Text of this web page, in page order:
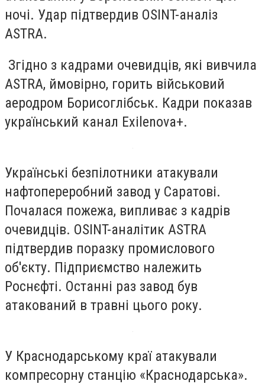
ночі. Удар підтвердив OSINT-аналіз
ASTRA.
Згідно з кадрами очевидців, які вивчила
ASTRA, ймовірно, горить військовий
аеродром Борисоглібськ. Кадри показав
український канал Exilenova+.
Українські безпілотники атакували
нафтопереробний завод у Саратові.
Почалася пожежа, випливає з кадрів
очевидців. OSINT-аналітик ASTRA
підтвердив поразку промислового
об'єкту. Підприємство належить
Роснєфті. Останні раз завод був
атакований в травні цього року.
У Краснодарському краї атакували
компресорну станцію «Краснодарська».